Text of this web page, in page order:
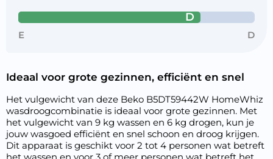
D
E D
Ideaal voor grote gezinnen, efficiënt en snel
Het vulgewicht van deze Beko B5DT59442W HomeWhiz
wasdroogcombinatie is ideaal voor grote gezinnen. Met
het vulgewicht van 9 kg wassen en 6 kg drogen, kun je
jouw wasgoed efficiënt en snel schoon en droog krijgen.
Dit apparaat is geschikt voor 2 tot 4 personen wat betreft